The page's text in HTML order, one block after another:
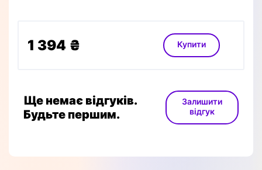
1 394 ₴ Купити
Ще немає відгуків.
Будьте першим.
Залишити
відгук